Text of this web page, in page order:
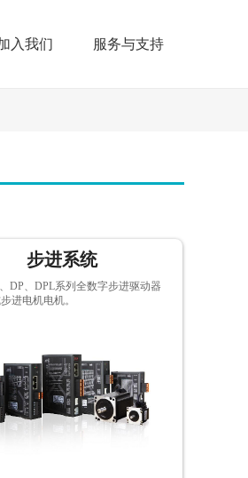
步进系统
DP、DPL系列全数字步进驱动器
进电机电机。
按钮文本
入我们 服务与支持